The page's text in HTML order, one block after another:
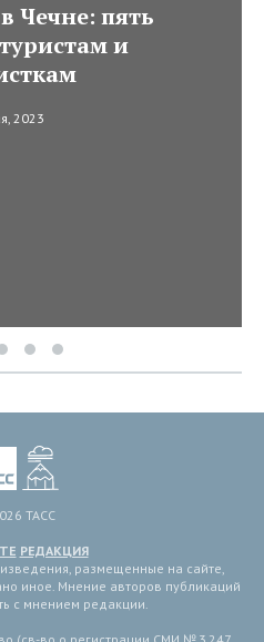
Чечне: пять
и
2023
ТАСС
РЕДАКЦИЯ
размещенные на сайте,
иное. Мнение авторов публикаций
с мнением редакции.